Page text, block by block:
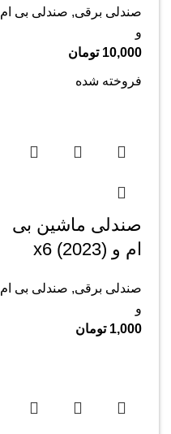
صندلی برقی, صندلی بی ام
و
10,000 تومان
فروخته شده
صندلی ماشین بی
ام و x6 (2023)
صندلی برقی, صندلی بی ام
و
1,000 تومان